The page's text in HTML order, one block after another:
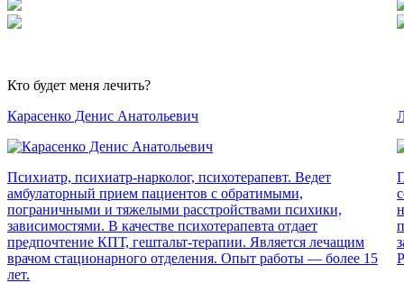
Кто будет меня лечить?
Карасенко Денис Анатольевич
Психиатр, психиатр-нарколог, психотерапевт. Ведет
амбулаторный прием пациентов с обратимыми,
пограничными и тяжелыми расстройствами психики,
зависимостями. В качестве психотерапевта отдает
предпочтение КПТ, гештальт-терапии. Является лечащим
врачом стационарного отделения. Опыт работы — более 15
лет.